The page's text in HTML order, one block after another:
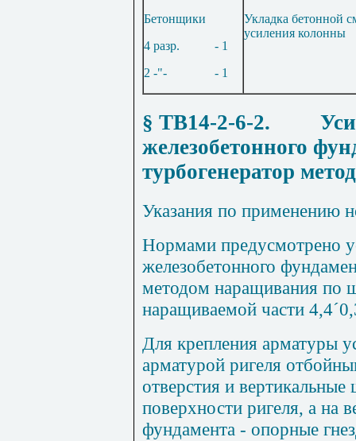
Бетонщики
4 разр.
- 1
2 -"-
- 1
Укладка бетонной
усиления колонны
§ ТВ14-2-6-2.
железобетонного
турбогенератор
Указания по применению
Нормами предусмотрено
железобетонного
методом наращивания по
наращиваемой части 4,4´0,
Для крепления арматуры
арматурой ригеля
отверстия и вертикальные
поверхности ригеля, а на
фундамента - опорные